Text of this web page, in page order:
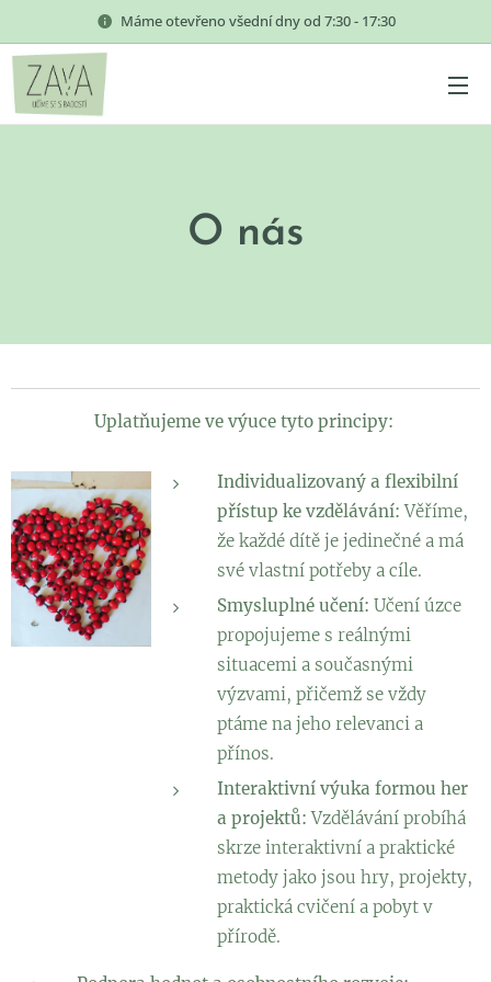
Máme otevřeno všední dny od 7:30 - 17:30
O nás
Uplatňujeme ve výuce tyto principy:
Individualizovaný a flexibilní
přístup ke vzdělávání:Věříme,
že každé dítě je jedinečné a má
své vlastní potřeby a cíle.
Smysluplné učení: Učení úzce
propojujeme s reálnými
situacemi a současnými
výzvami, přičemž se vždy
ptáme na jeho relevanci a
přínos.
Interaktivní výuka formou her
a projektů:Vzdělávání probíhá
skrze interaktivní a praktické
metody jako jsou hry, projekty,
praktická cvičení a pobyt v
přírodě.